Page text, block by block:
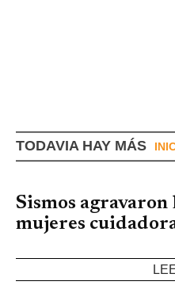
TODAVIA HAY MÁS
Sismos agravaron
mujeres